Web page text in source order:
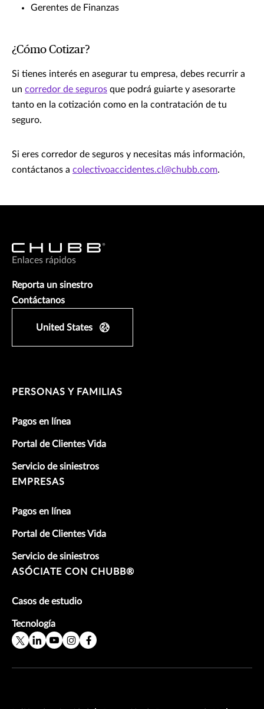
Gerentes de Finanzas
¿Cómo Cotizar?
Si tienes interés en asegurar tu empresa, debes recurrir a
un corredor de seguros que podrá guiarte y asesorarte
tanto en la cotización como en la contratación de tu
seguro.
Si eres corredor de seguros y necesitas más información,
contáctanos a colectivoaccidentes.cl@chubb.com.
Enlaces rápidos
Reporta un sinestro
Contáctanos
United States
PERSONAS Y FAMILIAS
Pagos en línea
Portal de Clientes Vida
Servicio de siniestros
EMPRESAS
Pagos en línea
Portal de Clientes Vida
Servicio de siniestros
ASÓCIATE CON CHUBB®
Casos de estudio
Tecnología